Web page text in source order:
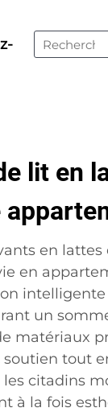
lit en
en lattes
en
un
matériaux
tout
citadins
à la fois